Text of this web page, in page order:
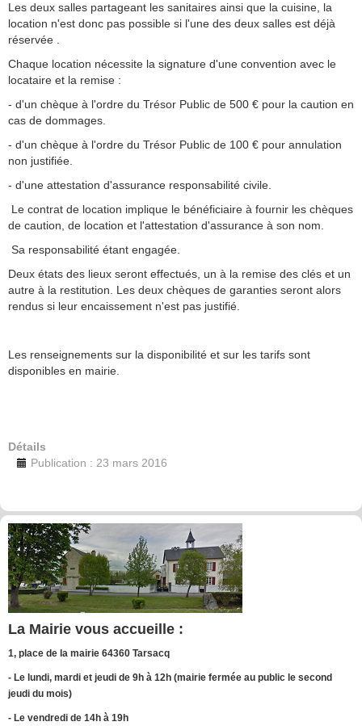
Les deux salles partageant les sanitaires ainsi que la cuisine, la
location n'est donc pas possible si l'une des deux salles est déjà
réservée .
Chaque location nécessite la signature d'une convention avec le
locataire et la remise :
- d'un chèque à l'ordre du Trésor Public de 500 € pour la caution en
cas de dommages.
- d'un chèque à l'ordre du Trésor Public de 100 € pour annulation
non justifiée.
- d'une attestation d'assurance responsabilité civile.
Le contrat de location implique le bénéficiaire à fournir les chèques
de caution, de location et l'attestation d'assurance à son nom.
Sa responsabilité étant engagée.
Deux états des lieux seront effectués, un à la remise des clés et un
autre à la restitution. Les deux chèques de garanties seront alors
rendus si leur encaissement n'est pas justifié.
Les renseignements sur la disponibilité et sur les tarifs sont
disponibles en mairie.
Détails
Publication : 23 mars 2016
La Mairie vous accueille :
1, place de la mairie 64360 Tarsacq
- Le lundi, mardi et jeudi de 9h à 12h (mairie fermée au public le second
jeudi du mois)
- Le vendredi de 14h à 19h